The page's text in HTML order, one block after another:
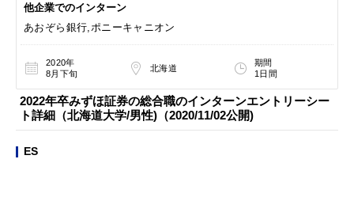
他企業でのインターン
あおぞら銀行,ポニーキャニオン
2020年
8月下旬
北海道
期間
1日間
2022年卒みずほ証券の総合職のインターンエントリーシー
ト詳細（北海道大学/男性)（2020/11/02公開)
ES